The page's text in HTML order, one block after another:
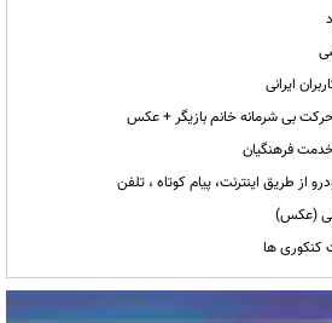
بی شرمانه خانم بازیگر + عکس
از طریق اینترنت، پیام کوتاه ، تلفن
(عکس)
کنکوری ها